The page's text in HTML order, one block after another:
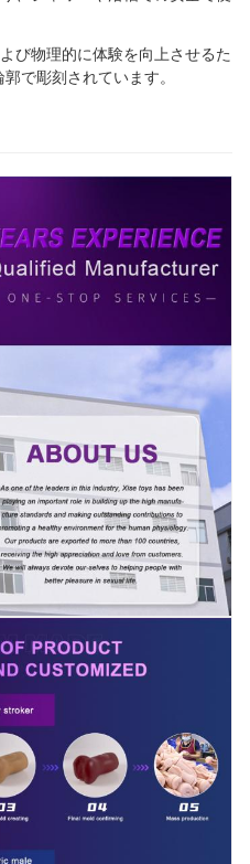
び物理的に体験を向上させるた
で彫刻されています。